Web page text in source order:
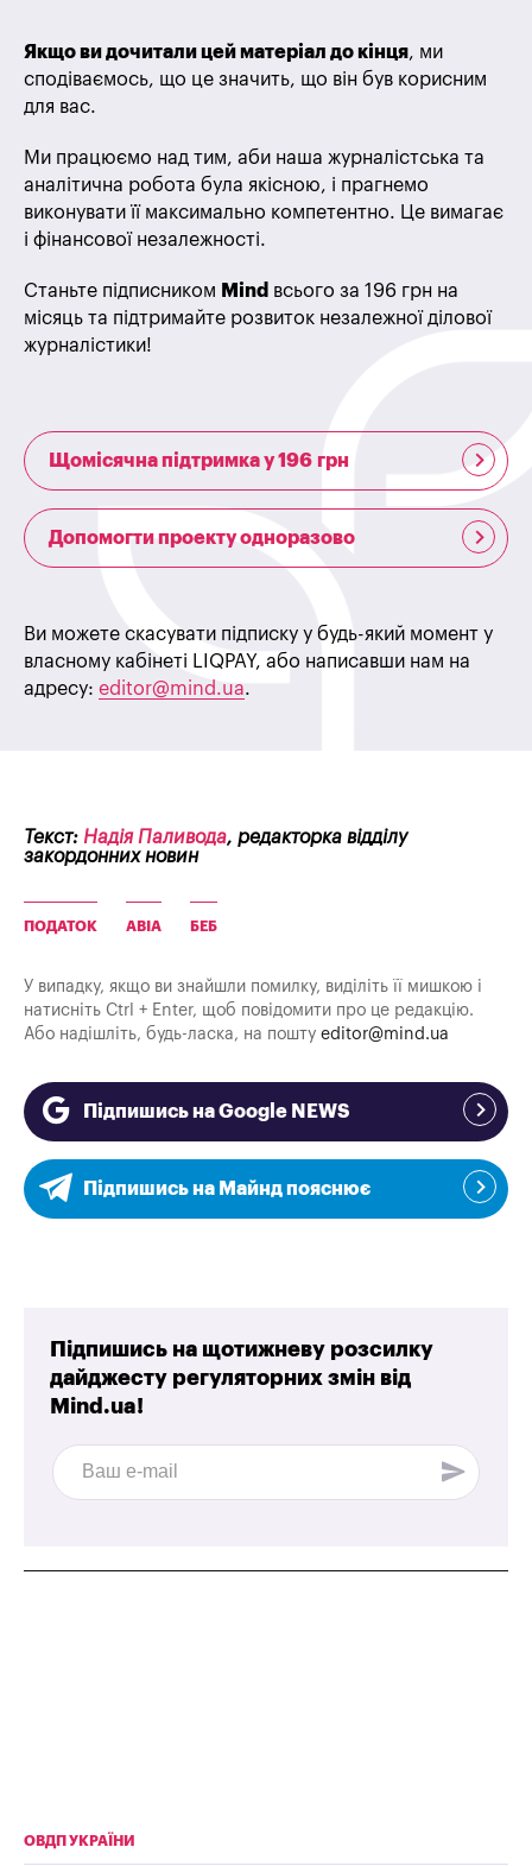
Якщо ви дочитали цей матеріал до кінця, ми
сподіваємось, що це значить, що він був корисним
для вас.
Ми працюємо над тим, аби наша журналістська та
аналітична робота була якісною, і прагнемо
виконувати її максимально компетентно. Це вимагає
і фінансової незалежності.
Станьте підписником Mind всього за 196 грн на
місяць та підтримайте розвиток незалежної ділової
журналістики!
Щомісячна підтримка у 196 грн
Допомогти проекту одноразово
Ви можете скасувати підписку у будь-який момент у
власному кабінеті LIQPAY, або написавши нам на
адресу: editor@mind.ua.
Текст: Надія Паливода, редакторка відділу
закордонних новин
ПОДАТОК АВІА БЕБ
У випадку, якщо ви знайшли помилку, виділіть її мишкою і
натисніть Ctrl + Enter, щоб повідомити про це редакцію.
Або надішліть, будь-ласка, на пошту editor@mind.ua
Підпишись на Google NEWS
Підпишись на Майнд пояснює
Підпишись на щотижневу розсилку
дайджесту регуляторних змін від
Mind.ua!
ОВДП УКРАЇНИ